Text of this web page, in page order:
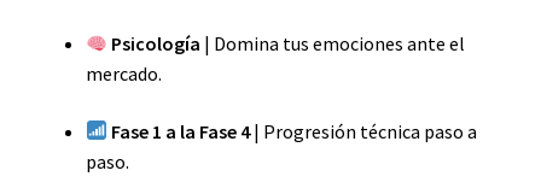
Psicología | Domina tus emociones ante el
mercado.
Fase 1 a la Fase 4| Progresión técnica paso a
paso.